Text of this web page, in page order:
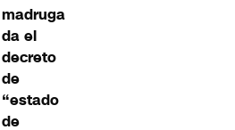
madruga
da el
decreto
de
“estado
de